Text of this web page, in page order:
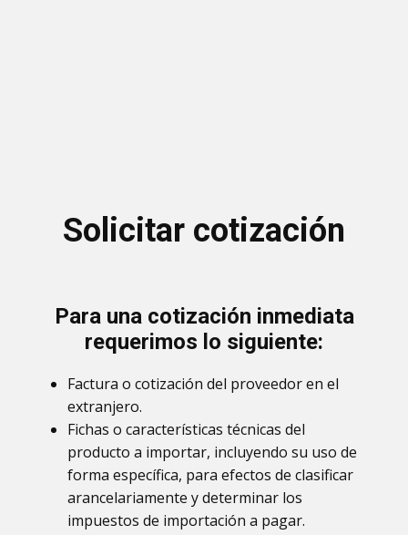
Solicitar cotización
Para una cotización inmediata
requerimos lo siguiente:
Factura o cotización del proveedor en el
extranjero.
Fichas o características técnicas del
producto a importar, incluyendo su uso de
forma específica, para efectos de clasificar
arancelariamente y determinar los
impuestos de importación a pagar.